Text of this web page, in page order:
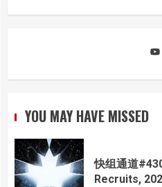
YOU MAY HAVE MISSED
快组通道
Recruits,